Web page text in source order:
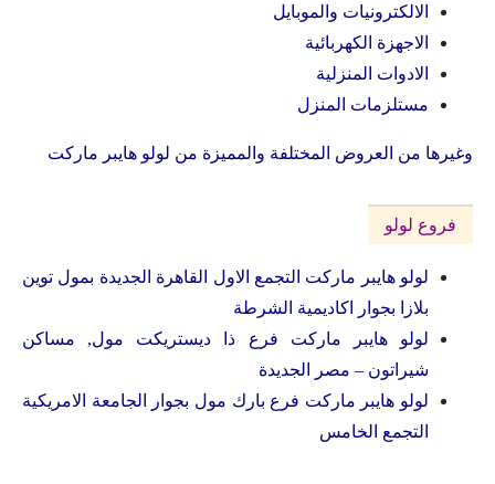
الالكترونيات والموبايل
الاجهزة الكهربائية
الادوات المنزلية
مستلزمات المنزل
وغيرها من العروض المختلفة والمميزة من لولو هايبر ماركت
فروع لولو
لولو هايبر ماركت التجمع الاول القاهرة الجديدة بمول توين
بلازا بجوار اكاديمية الشرطة
لولو هايبر ماركت فرع ذا ديستريكت مول, مساكن
شيراتون – مصر الجديدة
لولو هايبر ماركت فرع بارك مول بجوار الجامعة الامريكية
التجمع الخامس